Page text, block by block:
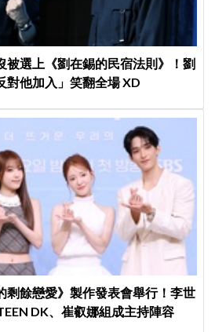
被選上《劉在錫的民宿法則》！劉
對他加入」笑翻全場 XD
剩餘戀愛》製作發表會舉行！李世
DK、崔叡娜組成主持陣容